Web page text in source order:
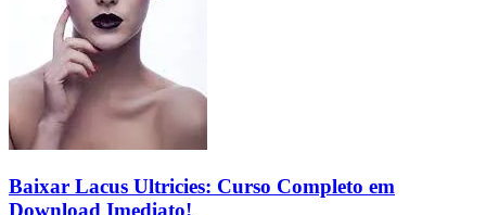
Baixar Lacus Ultricies: Curso Completo em
Download Imediato!